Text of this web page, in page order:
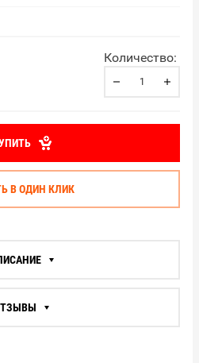
Количество:
В ОДИН КЛИК